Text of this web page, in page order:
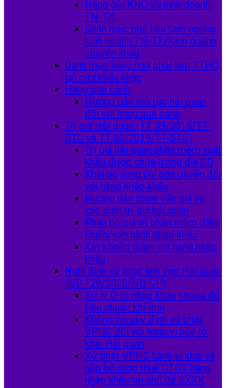
Hàng gửi KNQ và kinh doanh
TN-TX
Danh mục phế liệu tạm ngừng
kinh doanh TN-TX/Kinh doanh
chuyển khẩu
Danh mục hàng hóa phải làm TTHQ
tại cửa khẩu nhập
Hàng quá cảnh
Hướng dẫn thủ tục hải quan
đối với hàng quá cảnh
Trị giá Hải quan (TT 39/2015/TT-
BTC và TT 60/2019/TT-BTC)
Trị giá hải quan phần mềm xuất
khẩu được chứa trong đĩa CD
Khai bổ sung phí bản quyền đối
với hàng nhập khẩu
Hướng dẫn tham vấn giá và
xác định trị giá hải quan
Phân bổ giá trị phần mềm điều
khiển/vận hành nhập khẩu
Xét khoản giảm giá hàng nhập
khẩu
Nghị định xử phạt lĩnh vực Hải quan
(NĐ 128/2020/NĐ-CP)
Xử lý Ô tô nhập khẩu không đủ
tiêu chuẩn khí thải
Không có quy định xử phạt
VPHC đối với hành vi hủy tờ
khai Hải quan
Xử phạt VPHC hành vi khai và
nộp bổ sung thuế GTGT hàng
nhập khẩu tại chỗ để SXXK